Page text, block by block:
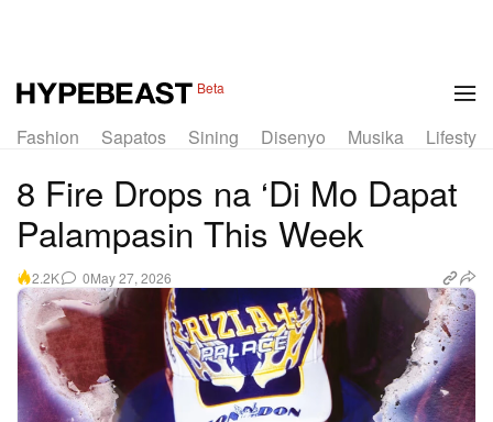
Beta
Fashion Sapatos Sining Disenyo Musika Lifestyle
8 Fire Drops na ‘Di Mo Dapat
Palampasin This Week
2.2K 0May 27, 2026